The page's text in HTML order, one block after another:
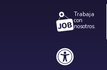
Trabaja
con
nosotros.